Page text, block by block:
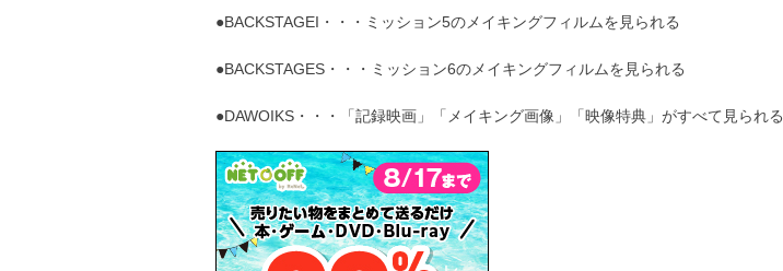
●BACKSTAGEI・・・ミッション5のメイキングフィルムを見られる
●BACKSTAGES・・・ミッション6のメイキングフィルムを見られる
●DAWOIKS・・・「記録映画」「メイキング画像」「映像特典」がすべて見られる